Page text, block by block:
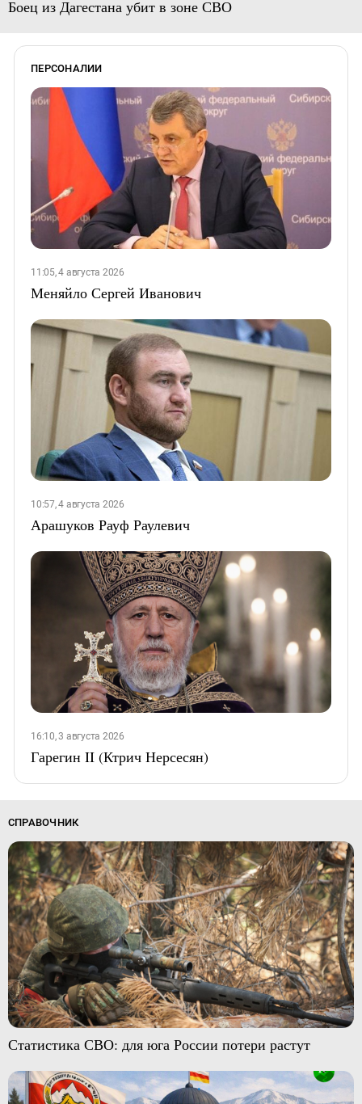
Боец из Дагестана убит в зоне СВО
ПЕРСОНАЛИИ
11:05, 4 августа 2026
Меняйло Сергей Иванович
10:57, 4 августа 2026
Арашуков Рауф Раулевич
16:10, 3 августа 2026
Гарегин II (Ктрич Нерсесян)
СПРАВОЧНИК
Статистика СВО: для юга России потери растут